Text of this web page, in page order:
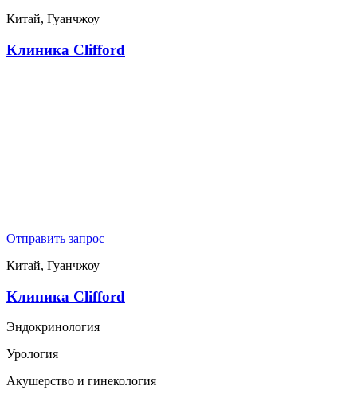
Китай, Гуанчжоу
Клиника Clifford
Отправить запрос
Китай, Гуанчжоу
Клиника Clifford
Эндокринология
Урология
Акушерство и гинекология